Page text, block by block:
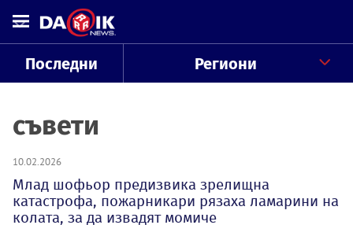
Последни Региони
съвети
10.02.2026
Млад шофьор предизвика зрелищна
катастрофа, пожарникари рязаха ламарини на
колата, за да извадят момиче